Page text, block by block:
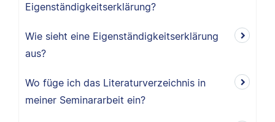
Eigenständigkeitserklärung?
Wie sieht eine Eigenständigkeitserklärung
aus?
Wo füge ich das Literaturverzeichnis in
meiner Seminararbeit ein?